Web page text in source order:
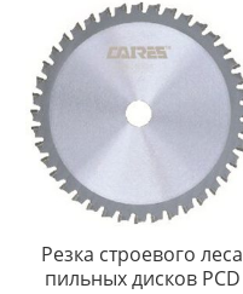
Резка строевого леса
пильных дисков PCD